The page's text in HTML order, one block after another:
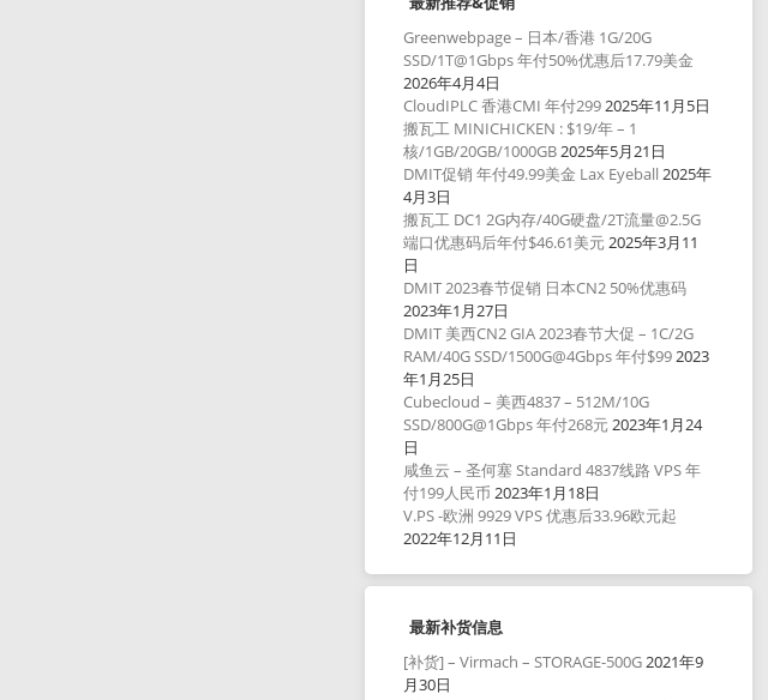
Greenwebpage – 日本/香港 1G/20G
SSD/1T@1Gbps 年付50%优惠后17.79美金
2026年4月4日
CloudIPLC 香港CMI 年付2992025年11月5日
搬瓦工 MINICHICKEN : $19/年 – 1
核/1GB/20GB/1000GB2025年5月21日
DMIT促销 年付49.99美金 Lax Eyeball 2025年
4月3日
搬瓦工 DC1 2G内存/40G硬盘/2T流量@2.5G
端口优惠码后年付$46.61美元2025年3月11
日
DMIT 2023春节促销 日本CN2 50%优惠码
2023年1月27日
DMIT 美西CN2 GIA 2023春节大促 – 1C/2G
RAM/40G SSD/1500G@4Gbps 年付$992023
年1月25日
Cubecloud – 美西4837 – 512M/10G
SSD/800G@1Gbps 年付268元2023年1月24
日
咸鱼云 – 圣何塞 Standard 4837线路 VPS 年
付199人民币 2023年1月18日
V.PS -欧洲 9929 VPS 优惠后33.96欧元起
2022年12月11日
最新补货信息
[补货] – Virmach – STORAGE-500G2021年9
月30日